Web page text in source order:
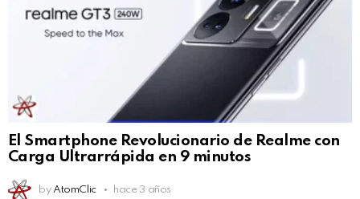
El Smartphone Revolucionario de Realme con
Carga Ultrarrápida en 9 minutos
by AtomClic hace 3 años